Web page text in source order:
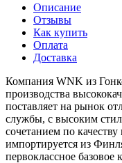
Описание
Отзывы
Как купить
Оплата
Доставка
Компания WNK из
производства
поставляет на рынок
службы, с высоким
сочетанием по
импортируется из
первоклассное базовое